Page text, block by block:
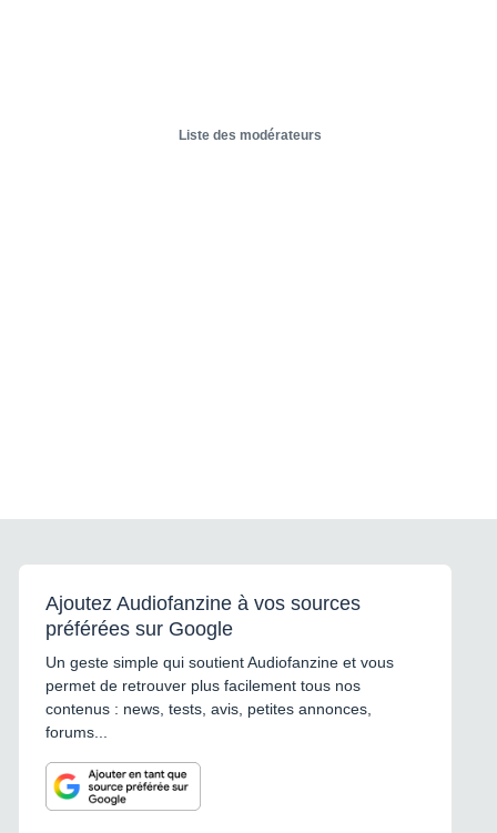
Liste des modérateurs
Ajoutez Audiofanzine à vos sources
préférées sur Google
Un geste simple qui soutient Audiofanzine et vous
permet de retrouver plus facilement tous nos
contenus : news, tests, avis, petites annonces,
forums...